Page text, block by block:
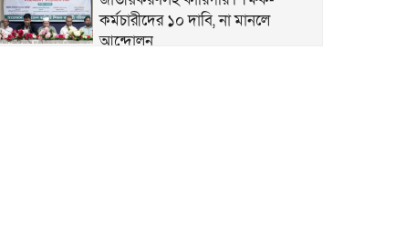
কর্মচারীদের ১০ দাবি, না মানলে
আন্দোলন